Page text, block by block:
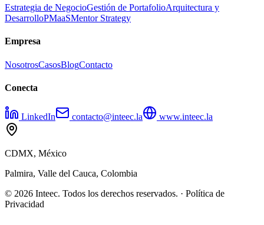
Estrategia de NegocioGestión de PortafolioArquitectura y
DesarrolloPMaaSMentor Strategy
Empresa
NosotrosCasosBlogContacto
Conecta
LinkedIn contacto@inteec.la www.inteec.la
CDMX, México
Palmira, Valle del Cauca, Colombia
© 2026 Inteec. Todos los derechos reservados. · Política de
Privacidad